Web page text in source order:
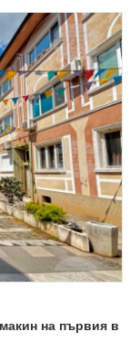
на първия в